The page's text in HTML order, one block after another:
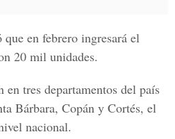
en febrero ingresará el
20 mil unidades.
en tres departamentos del país
Bárbara, Copán y Cortés, el
nacional.